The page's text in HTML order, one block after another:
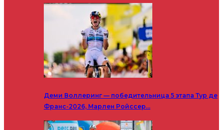
Деми Воллеринг — победительница 5 этапа Тур де
Франс-2026, Марлен Ройссер…